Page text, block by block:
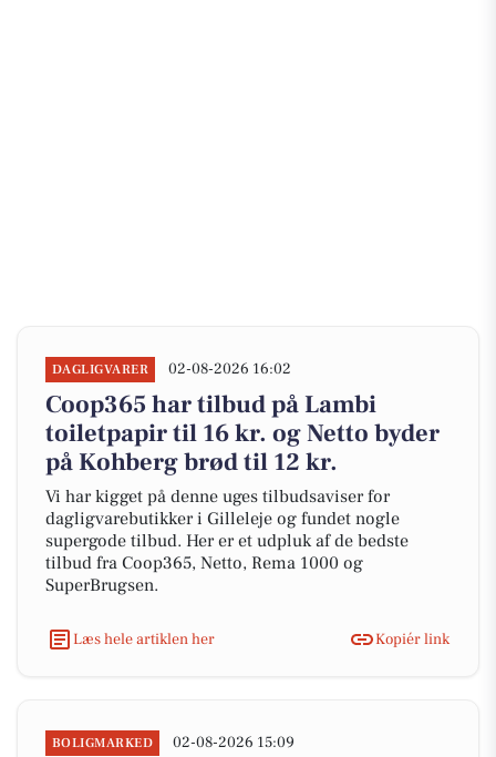
DAGLIGVARER 02-08-2026 16:02
Coop365 har tilbud på Lambi
toiletpapir til 16 kr. og Netto byder
på Kohberg brød til 12 kr.
Vi har kigget på denne uges tilbudsaviser for
dagligvarebutikker i Gilleleje og fundet nogle
supergode tilbud. Her er et udpluk af de bedste
tilbud fra Coop365, Netto, Rema 1000 og
SuperBrugsen.
Læs hele artiklen her Kopiér link
BOLIGMARKED 02-08-2026 15:09